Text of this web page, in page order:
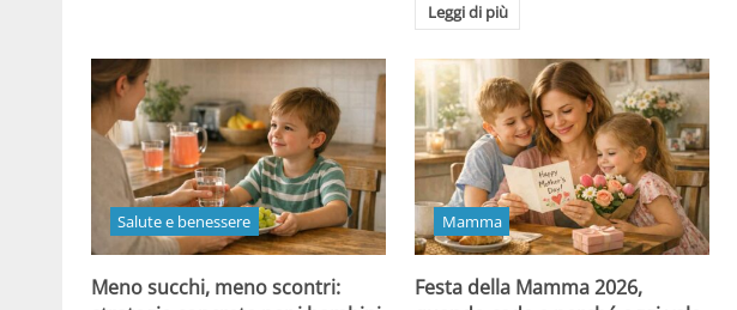
Leggi di più
Salute e benessere
Meno succhi, meno scontri:
Mamma
Festa della Mamma 2026,